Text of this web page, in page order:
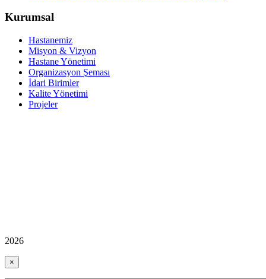
Kurumsal
Hastanemiz
Misyon & Vizyon
Hastane Yönetimi
Organizasyon Şeması
İdari Birimler
Kalite Yönetimi
Projeler
2026
×